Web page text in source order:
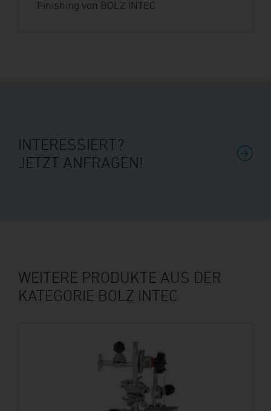
Finishing von BOLZ INTEC
INTERESSIERT?
JETZT ANFRAGEN!
WEITERE PRODUKTE AUS DER
KATEGORIE BOLZ INTEC